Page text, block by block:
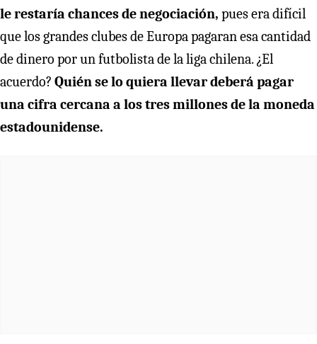
le restaría chances de negociación, pues era difícil
que los grandes clubes de Europa pagaran esa cantidad
de dinero por un futbolista de la liga chilena. ¿El
acuerdo? Quién se lo quiera llevar deberá pagar
una cifra cercana a los tres millones de la moneda
estadounidense.